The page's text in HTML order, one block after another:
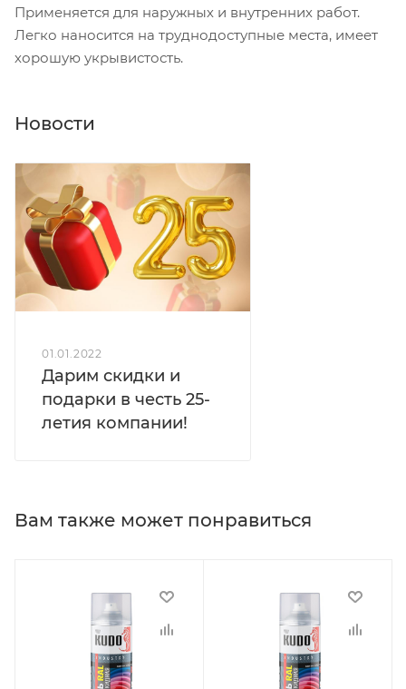
Применяется для наружных и внутренних работ.
Легко наносится на труднодоступные места, имеет
хорошую укрывистость.
Новости
01.01.2022
Дарим скидки и
подарки в честь 25-
летия компании!
Вам также может понравиться